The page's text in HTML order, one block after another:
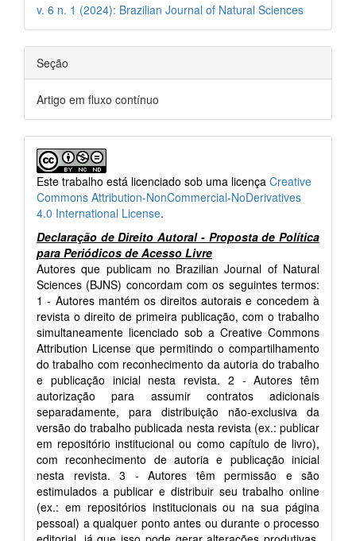
v. 6 n. 1 (2024): Brazilian Journal of Natural Sciences
Seção
Artigo em fluxo contínuo
Este trabalho está licenciado sob uma licença Creative
Commons Attribution-NonCommercial-NoDerivatives
4.0 International License.
Declaração de Direito Autoral - Proposta de Política
para Periódicos de Acesso Livre
Autores que publicam no Brazilian Journal of Natural
Sciences (BJNS) concordam com os seguintes termos:
1 - Autores mantém os direitos autorais e concedem à
revista o direito de primeira publicação, com o trabalho
simultaneamente licenciado sob a Creative Commons
Attribution License que permitindo o compartilhamento
do trabalho com reconhecimento da autoria do trabalho
e publicação inicial nesta revista. 2 - Autores têm
autorização para assumir contratos adicionais
separadamente, para distribuição não-exclusiva da
versão do trabalho publicada nesta revista (ex.: publicar
em repositório institucional ou como capítulo de livro),
com reconhecimento de autoria e publicação inicial
nesta revista. 3 - Autores têm permissão e são
estimulados a publicar e distribuir seu trabalho online
(ex.: em repositórios institucionais ou na sua página
pessoal) a qualquer ponto antes ou durante o processo